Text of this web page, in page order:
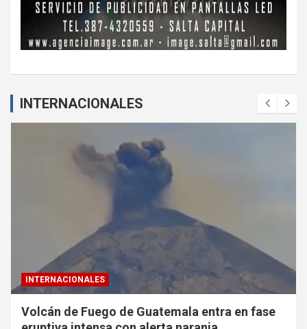
INTERNACIONALES
INTERNACIONALES
Volcán de Fuego de Guatemala entra en fase